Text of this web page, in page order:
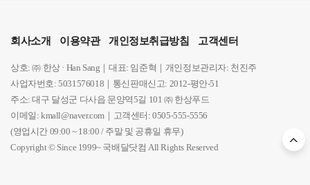
회사소개 이용약관 개인정보취급방침 고객센터
상호: ㈜ 한상 · Han Sang｜대표: 임준혁｜개인정보관리자: 천진주
사업자번호: 5031576018｜통신판매신고: 2012-평안-51
주소: 대구 달성군 다사읍 문양역5길 101 ㈜ 한상푸드
이메일: kmall@naver.com｜고객센터: 0505-555-5556
(영업시간 09:00 ~ 18:00 / 주말 및 공휴일 휴무)
Copyright © Since 1999~ 국배달닷컴 All Rights Reserved